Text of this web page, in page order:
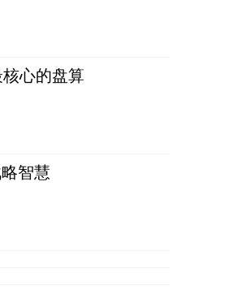
核心的盘算
智慧